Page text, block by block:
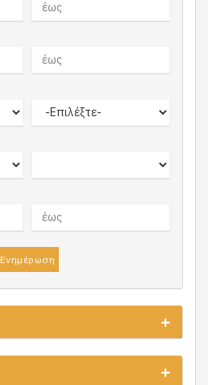
Ενημέρωση